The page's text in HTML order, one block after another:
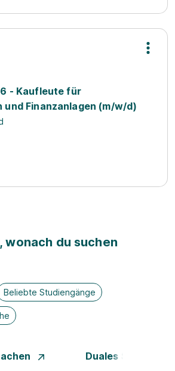
- Kaufleute für
und Finanzanlagen (m/w/d)
wonach du suchen
Beliebte Studiengänge
Duales Studium